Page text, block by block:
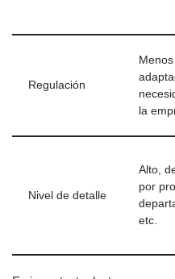
Regulación
la
Nivel de detalle
Alto,
por
etc.